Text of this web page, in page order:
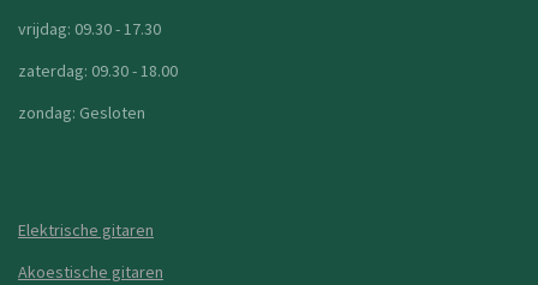
vrijdag: 09.30 - 17.30
zaterdag: 09.30 - 18.00
zondag: Gesloten
Elektrische gitaren
Akoestische gitaren